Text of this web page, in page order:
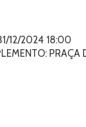
12/2024 18:00
PRAÇA